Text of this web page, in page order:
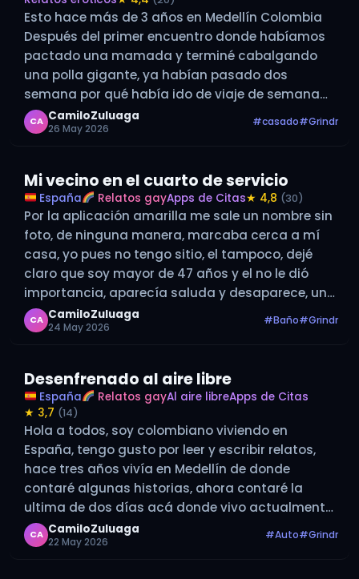
Esto hace más de 3 años en Medellín Colombia
Después del primer encuentro donde habíamos
pactado una mamada y terminé cabalgando
una polla gigante, ya habían pasado dos
semana por qué había ido de viaje de semana
santa, he vuelto a quedar solo entre semana y
pues estando en cada…
CA CamiloZuluaga
26 May 2026
#casado#Grindr
Mi vecino en el cuarto de servicio
España Relatos gayApps de Citas★ 4,8 (30)
Por la aplicación amarilla me sale un nombre sin
foto, de ninguna manera, marcaba cerca a mí
casa, yo pues no tengo sitio, el tampoco, dejé
claro que soy mayor de 47 años y el no le dió
importancia, aparecía saluda y desaparece, una
no he me dijo que estaba…
CA CamiloZuluaga
24 May 2026
#Baño#Grindr
Desenfrenado al aire libre
España Relatos gayAl aire libreApps de Citas
★ 3,7 (14)
Hola a todos, soy colombiano viviendo en
España, tengo gusto por leer y escribir relatos,
hace tres años vivía en Medellín de donde
contaré algunas historias, ahora contaré la
ultima de dos días acá donde vivo actualmente.
DESENFRENADO Y DESPUES AL AIRE LIBRE De los días
que todo se te…
CA CamiloZuluaga
22 May 2026
#Auto#Grindr